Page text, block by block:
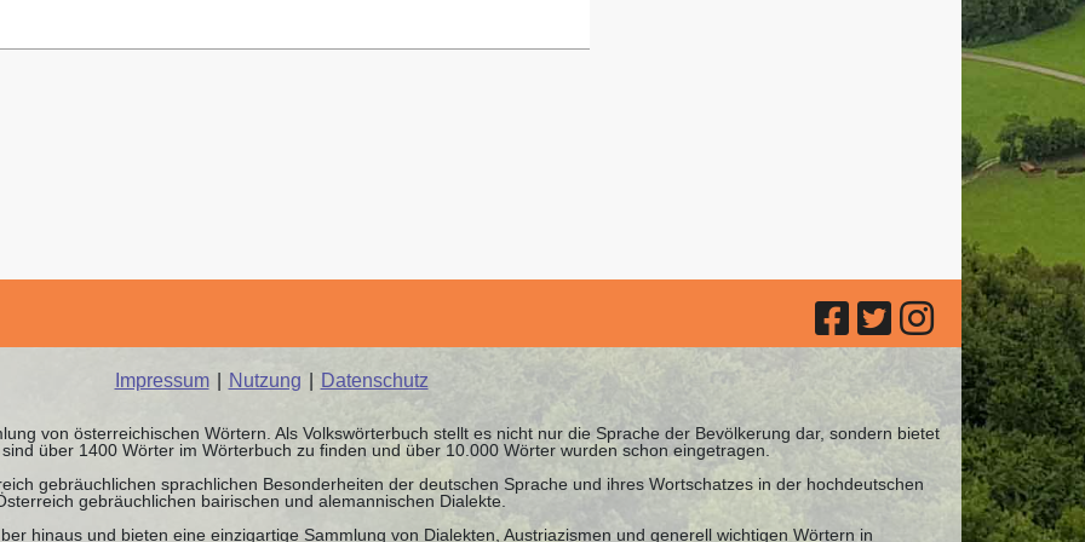
Impressum Nutzung Datenschutz
von österreichischen Wörtern. Als Volkswörterbuch stellt es nicht nur die Sprache der Bevölkerung dar, sondern bietet
über 1400 Wörter im Wörterbuch zu finden und über 10.000 Wörter wurden schon eingetragen.
gebräuchlichen sprachlichen Besonderheiten der deutschen Sprache und ihres Wortschatzes in der hochdeutschen
gebräuchlichen bairischen und alemannischen Dialekte.
hinaus und bieten eine einzigartige Sammlung von Dialekten, Austriazismen und generell wichtigen Wörtern in